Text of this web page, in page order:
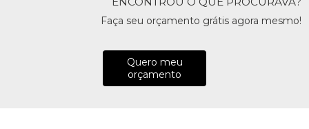
Faça seu orçamento grátis agora mesmo!
Quero meu
orçamento